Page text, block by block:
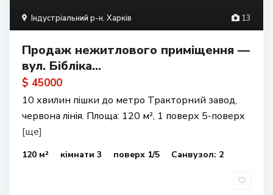
13
Індустріальний р-н, Харків
Продаж нежитлового приміщення —
вул. Бібліка...
$ 45000
10 хвилин пішки до метро Тракторний завод,
червона лінія. Площа: 120 м², 1 поверх 5-поверх
[ще]
120 м² кімнати 3 поверх 1/5 Санвузол: 2